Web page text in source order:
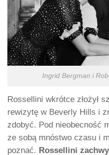
Ingrid Bergman i
Rossellini wkrótce złożył
rewizytę w Beverly Hills i
zdobyć. Pod nieobecność
ze sobą mnóstwo czasu i
poznać. Rossellini